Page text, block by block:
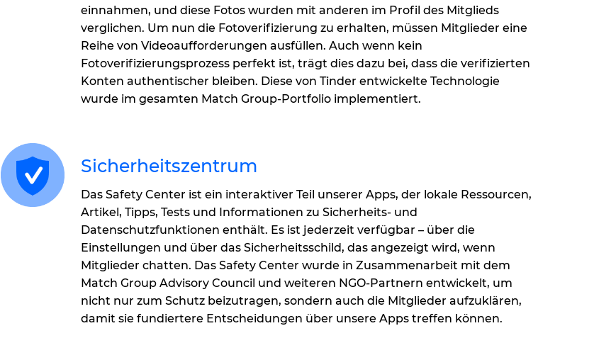
einnahmen, und diese Fotos wurden mit anderen im Profil des Mitglieds
verglichen. Um nun die Fotoverifizierung zu erhalten, müssen Mitglieder eine
Reihe von Videoaufforderungen ausfüllen. Auch wenn kein
Fotoverifizierungsprozess perfekt ist, trägt dies dazu bei, dass die verifizierten
Konten authentischer bleiben. Diese von Tinder entwickelte Technologie
wurde im gesamten Match Group-Portfolio implementiert.
Sicherheitszentrum
Das Safety Center ist ein interaktiver Teil unserer Apps, der lokale Ressourcen,
Artikel, Tipps, Tests und Informationen zu Sicherheits- und
Datenschutzfunktionen enthält. Es ist jederzeit verfügbar – über die
Einstellungen und über das Sicherheitsschild, das angezeigt wird, wenn
Mitglieder chatten. Das Safety Center wurde in Zusammenarbeit mit dem
Match Group Advisory Council und weiteren NGO-Partnern entwickelt, um
nicht nur zum Schutz beizutragen, sondern auch die Mitglieder aufzuklären,
damit sie fundiertere Entscheidungen über unsere Apps treffen können.